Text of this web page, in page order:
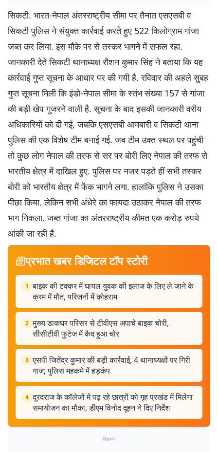
सिकटी. भारत-नेपाल अंतरराष्ट्रीय सीमा पर तैनात एसएसबी व
सिकटी पुलिस ने संयुक्त कार्रवाई करते हुए 522 किलोग्राम गांजा
जब्त कर लिया. इस मौके पर से तस्कर भागने में सफल रहा.
जानकारी देते सिकटी थानाध्यक्ष रौशन कुमार सिंह ने बताया कि यह
कार्रवाई गुप्त सूचना के आधार पर की गयी है. रविवार की अहले सुबह
गुप्त सूचना मिली कि इंडो-नेपाल सीमा के स्तंभ संख्या 157 से गांजा
की बड़ी खेप गुजरने वाली है. सूचना के बाद इसकी जानकारी वरीय
अधिकारियों को दी गई, जबकि एसएसबी आमबारी व सिकटी थाना
पुलिस की एक विशेष टीम बनाई गई. जब टीम उक्त स्थल पर पहुंची
तो कुछ लोग नेपाल की तरफ से सर पर बोरी लिए नेपाल की तरफ से
भारतीय क्षेत्र में दाखिल हुए. पुलिस पर नजर पड़ते हीं सभी तस्कर
बोरी को भारतीय क्षेत्र में फेंक भागने लगा. हालांकि पुलिस ने उसका
पीछा किया. लेकिन सभी अंधेरे का फायदा उठाकर नेपाल की तरफ
भाग निकला. जब्त गांजा का अंतरराष्ट्रीय कीमत एक करोड़ रुपये
आंकी जा रही है.
प्रभात खबर डिजिटल टॉप स्टोरी
1 बाइक की टक्कर में घायल युवक की इलाज के लिए ले जाने के
क्रम में मौत, परिजनों में कोहराम
2 मुख्य डाकघर परिसर से टीवीएस अपाचे बाइक चोरी,
सीसीटीवी फुटेज में कैद हुआ चोर
3 एसपी जितेंद्र कुमार की बड़ी कार्रवाई, 4 थानाध्यक्षों पर गिरी
गाज; पुलिस महकमे में हड़कंप
4 दूरदराज के कॉलेजों में पढ़ रहे छात्रों को गृह प्रखंड में मिलेगा
समायोजन का मौका, डीएम विनोद दूहन ने दिए निर्देश
विज्ञापन